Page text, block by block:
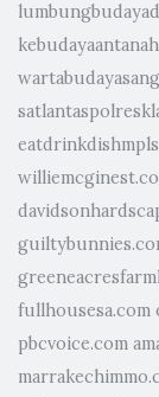
fullhousesa.com
pbcvoice.com